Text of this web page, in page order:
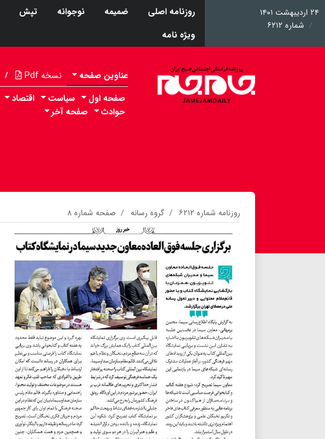
۲۴ اردیبهشت ۱۴۰۱
شماره ۶۲۱۲
روزنامه اصلی ضمیمه نوجوانه تپش
ویژه نامه
عناوین صفحه نسخه Pdf /
صفحه اول سیاست اقتصاد
حوادث
صفحه آخر
روزنامه شماره ۶۲۱۲ گروه رسانه
صفحه شماره ۸